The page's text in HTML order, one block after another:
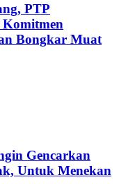
PTP
Komitmen
Bongkar Muat
Gencarkan
Untuk Menekan